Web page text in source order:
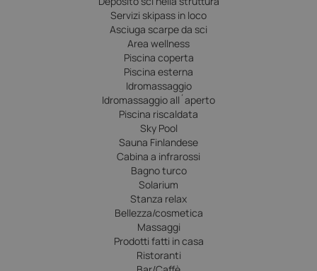
Servizi skipass in loco
Asciuga scarpe da sci
Area wellness
Piscina coperta
Piscina esterna
Idromassaggio
Idromassaggio all´aperto
Piscina riscaldata
Sky Pool
Sauna Finlandese
Cabina a infrarossi
Bagno turco
Solarium
Stanza relax
Bellezza/cosmetica
Massaggi
Prodotti fatti in casa
Ristoranti